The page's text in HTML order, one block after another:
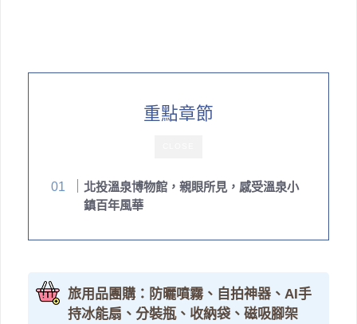
重點章節
北投溫泉博物館，親眼所見，感受溫泉小
鎮百年風華
旅用品團購：防曬噴霧、自拍神器、AI手
持冰能扇、分裝瓶、收納袋、磁吸腳架